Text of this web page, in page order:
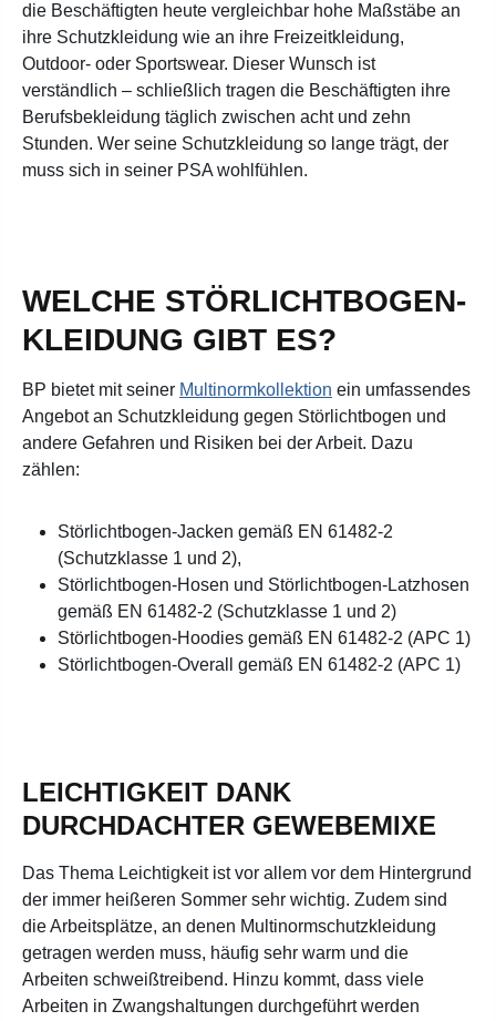
die Beschäftigten heute vergleichbar hohe Maßstäbe an
ihre Schutzkleidung wie an ihre Freizeitkleidung,
Outdoor- oder Sportswear. Dieser Wunsch ist
verständlich – schließlich tragen die Beschäftigten ihre
Berufsbekleidung täglich zwischen acht und zehn
Stunden. Wer seine Schutzkleidung so lange trägt, der
muss sich in seiner PSA wohlfühlen.
WELCHE STÖRLICHTBOGEN-
KLEIDUNG GIBT ES?
BP bietet mit seiner Multinormkollektion ein umfassendes
Angebot an Schutzkleidung gegen Störlichtbogen und
andere Gefahren und Risiken bei der Arbeit. Dazu
zählen:
Störlichtbogen-Jacken gemäß EN 61482-2
(Schutzklasse 1 und 2),
Störlichtbogen-Hosen und Störlichtbogen-Latzhosen
gemäß EN 61482-2 (Schutzklasse 1 und 2)
Störlichtbogen-Hoodies gemäß EN 61482-2 (APC 1)
Störlichtbogen-Overall gemäß EN 61482-2 (APC 1)
LEICHTIGKEIT DANK
DURCHDACHTER GEWEBEMIXE
Das Thema Leichtigkeit ist vor allem vor dem Hintergrund
der immer heißeren Sommer sehr wichtig. Zudem sind
die Arbeitsplätze, an denen Multinormschutzkleidung
getragen werden muss, häufig sehr warm und die
Arbeiten schweißtreibend. Hinzu kommt, dass viele
Arbeiten in Zwangshaltungen durchgeführt werden